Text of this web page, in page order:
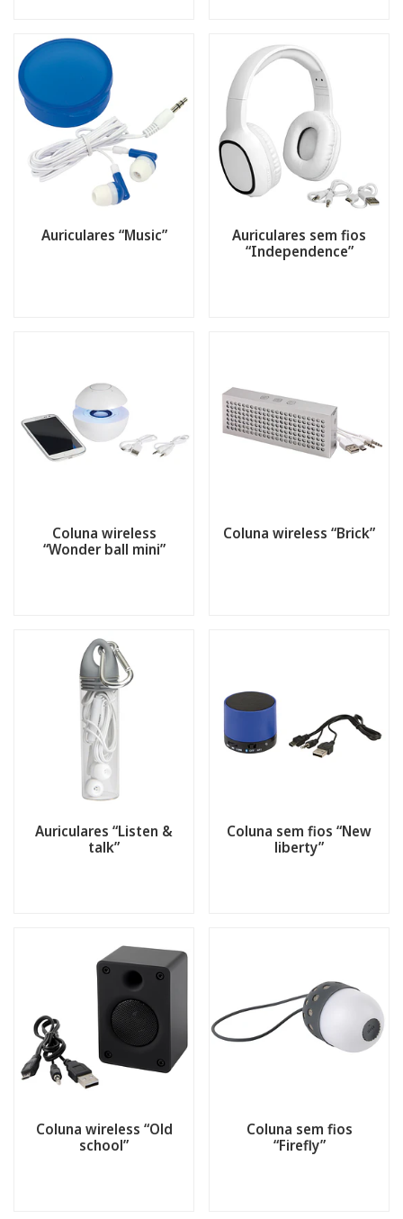
Auriculares “Music”
Auriculares sem fios
“Independence”
Coluna wireless
“Wonder ball mini”
Coluna wireless “Brick”
Auriculares “Listen &
talk”
Coluna sem fios “New
liberty”
Coluna wireless “Old
school”
Coluna sem fios
“Firefly”